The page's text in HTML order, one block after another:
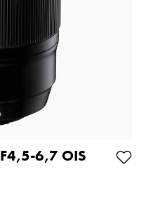
Tumgrepp till
Leica Q3, Mässing
Lägg i varukorgen
Lägg i
6,7 OIS